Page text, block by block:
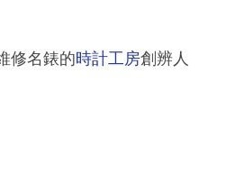
修名錶的時計工房創辨人